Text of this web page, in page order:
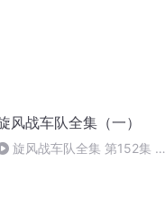
风战车队全集（一）
旋风战车队全集 第152集 专